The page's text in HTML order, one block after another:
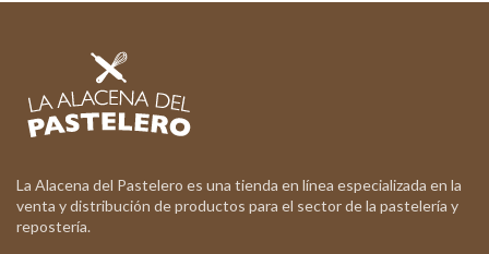
La Alacena del Pastelero es una tienda en línea especializada en la
venta y distribución de productos para el sector de la pastelería y
repostería.